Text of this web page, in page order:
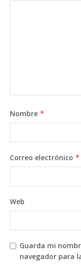
Nombre *
Correo electrónico *
Web
Guarda mi
navegador para